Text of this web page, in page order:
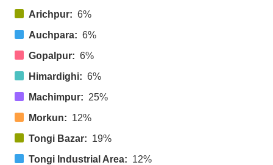
Arichpur: 6%
Auchpara: 6%
Gopalpur: 6%
Himardighi: 6%
Machimpur: 25%
Morkun: 12%
Tongi Bazar: 19%
Tongi Industrial Area: 12%